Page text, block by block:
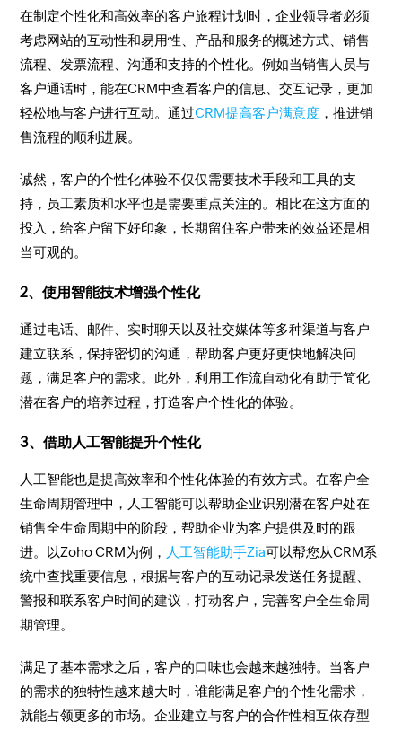
在制定个性化和高效率的客户旅程计划时，企业领导者必须
考虑网站的互动性和易用性、产品和服务的概述方式、销售
流程、发票流程、沟通和支持的个性化。例如当销售人员与
客户通话时，能在CRM中查看客户的信息、交互记录，更加
轻松地与客户进行互动。通过CRM提高客户满意度 ，推进销
售流程的顺利进展。
诚然，客户的个性化体验不仅仅需要技术手段和工具的支
持，员工素质和水平也是需要重点关注的。相比在这方面的
投入，给客户留下好印象，长期留住客户带来的效益还是相
当可观的。
2、使用智能技术增强个性化
通过电话、邮件、实时聊天以及社交媒体等多种渠道与客户
建立联系，保持密切的沟通，帮助客户更好更快地解决问
题，满足客户的需求。此外，利用工作流自动化有助于简化
潜在客户的培养过程，打造客户个性化的体验。
3、借助人工智能提升个性化
人工智能也是提高效率和个性化体验的有效方式。在客户全
生命周期管理中，人工智能可以帮助企业识别潜在客户处在
销售全生命周期中的阶段，帮助企业为客户提供及时的跟
进。以Zoho CRM为例， 人工智能助手Zia可以帮您从CRM系
统中查找重要信息，根据与客户的互动记录发送任务提醒、
警报和联系客户时间的建议，打动客户，完善客户全生命周
期管理。
满足了基本需求之后，客户的口味也会越来越独特。当客户
的需求的独特性越来越大时，谁能满足客户的个性化需求，
就能占领更多的市场。企业建立与客户的合作性相互依存型